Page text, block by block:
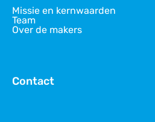
Missie en kernwaarden
Team
Over de makers
Contact